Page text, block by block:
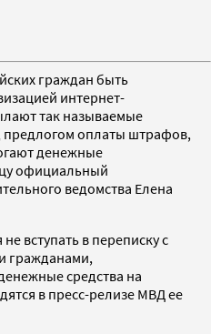
граждан быть
интернет-
так называемые
предлогом оплаты штрафов,
денежные
официальный
ведомства Елена
вступать в переписку с
гражданами,
средства на
в пресс-релизе МВД ее